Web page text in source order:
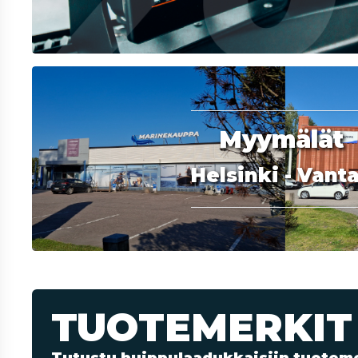
Myymälät
Helsinki -
TUOTEMERKIT